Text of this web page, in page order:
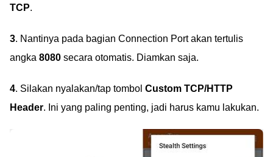
TCP.
3. Nantinya pada bagian Connection Port akan tertulis
angka 8080 secara otomatis. Diamkan saja.
4. Silakan nyalakan/tap tombol Custom TCP/HTTP
Header. Ini yang paling penting, jadi harus kamu lakukan.